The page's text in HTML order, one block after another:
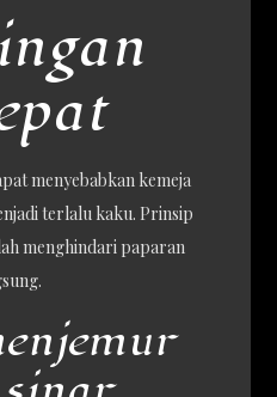
menyebabkan kemeja
terlalu kaku. Prinsip
menghindari paparan